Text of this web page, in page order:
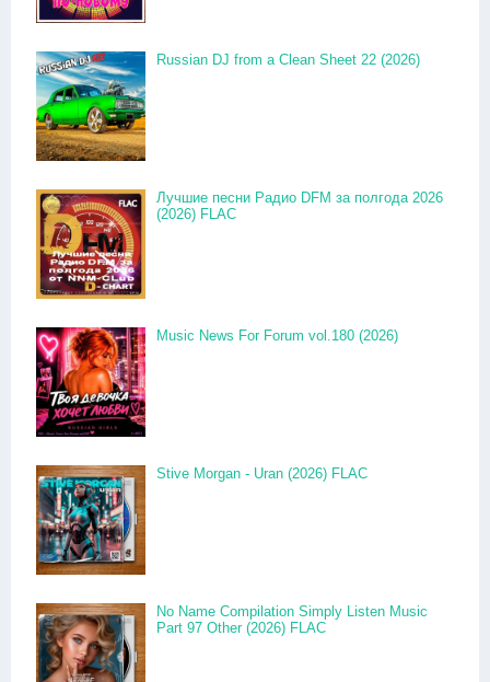
Russian DJ from a Clean Sheet 22 (2026)
Лучшие песни Радио DFM за полгода 2026
(2026) FLAC
Music News For Forum vol.180 (2026)
Stive Morgan - Uran (2026) FLAC
No Name Compilation Simply Listen Music
Part 97 Other (2026) FLAC